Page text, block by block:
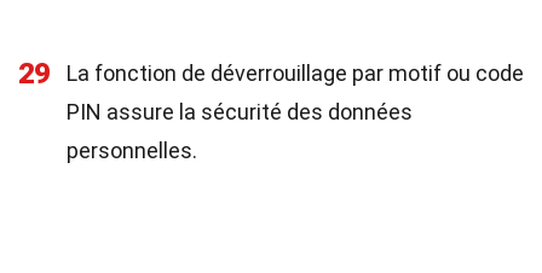
29
La fonction de déverrouillage par motif ou code
PIN assure la sécurité des données
personnelles.